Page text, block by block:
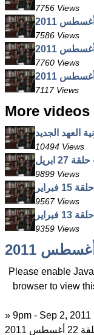
7756 Views
7586 Views
7760 Views
7117 Views
More
10494 Views
ابريل
9899 Views
فبراير
9567 Views
فبراير
9359 Views
Please enable
browser to view
» 9pm - Sep 2, 2011
2011